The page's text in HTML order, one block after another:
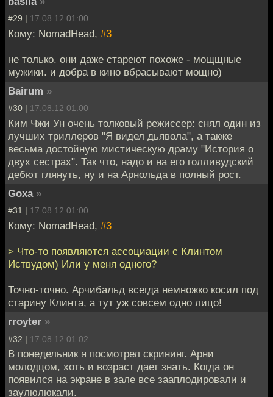
#29 | 17.08.12 01:00
Кому: NomadHead, #3
не только. они даже стареют похоже - мощщные
мужики. и добра в кино вбрасывают мощно)
Bairum »
#30 | 17.08.12 01:00
Ким Чжи Ун очень толковый режиссер: снял один из
лучших триллеров "Я видел дьявола", а также
весьма достойную мистическую драму "История о
двух сестрах". Так что, надо и на его голливудский
дебют глянуть, ну и на Арнольда в полный рост.
Goxa »
#31 | 17.08.12 01:00
Кому: NomadHead, #3
> Что-то появляются ассоциации с Клинтом
Иствудом) Или у меня одного?
Точно-точно. Арчибальд всегда немножко косил под
старину Клинта, а тут уж совсем одно лицо!
rroyter »
#32 | 17.08.12 01:02
В понедельник я посмотрел скрининг. Арни
молодцом, хоть и возраст дает знать. Когда он
появился на экране в зале все зааплодировали и
заулюлюкали.